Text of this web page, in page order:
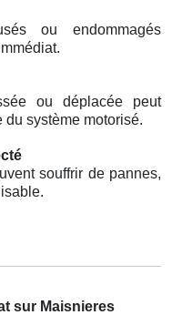
ou endommagés
ou déplacée peut
système motorisé.
souffrir de pannes,
sur Maisnieres